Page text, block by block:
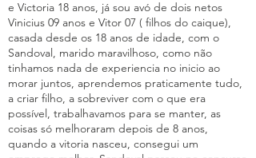
e Victoria 18 anos, já sou avó de dois netos
Vinicius 09 anos e Vitor 07 ( filhos do caique),
casada desde os 18 anos de idade, com o
Sandoval, marido maravilhoso, como não
tinhamos nada de experiencia no inicio ao
morar juntos, aprendemos praticamente tudo,
a criar filho, a sobreviver com o que era
possível, trabalhavamos para se manter, as
coisas só melhoraram depois de 8 anos,
quando a vitoria nasceu, consegui um